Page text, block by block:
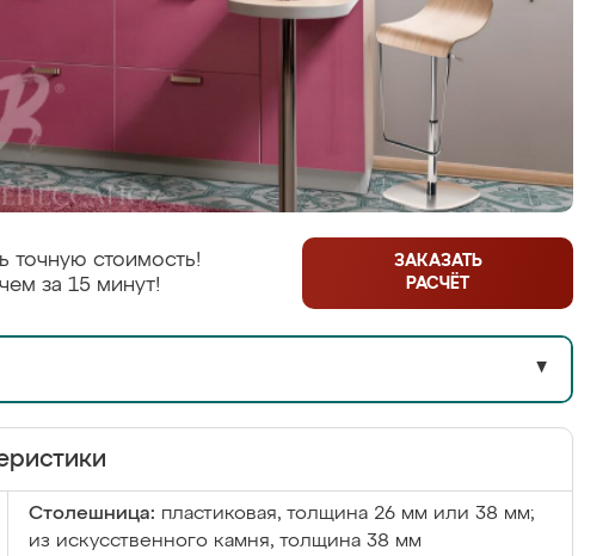
точную стоимость!
за 15 минут!
ЗАКАЗАТЬ
РАСЧЁТ
▼
Столешница: пластиковая, толщина 26 мм или 38 мм;
из искусственного камня, толщина 38 мм